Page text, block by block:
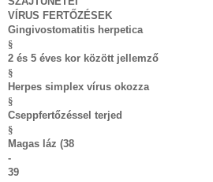
VÍRUS FERTŐZÉSEK
Gingivostomatitis herpetica
§
2 és 5 éves kor között jellemző
§
Herpes simplex vírus okozza
§
Cseppfertőzéssel terjed
§
Magas láz (38
-
39